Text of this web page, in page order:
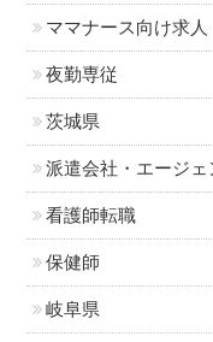
ママナース向け求人
夜勤専従
茨城県
派遣会社・エージェ
看護師転職
保健師
岐阜県